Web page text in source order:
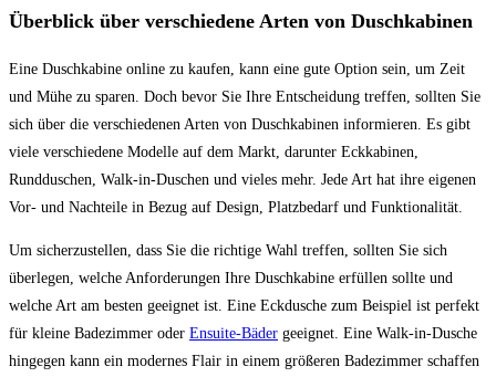
Überblick über verschiedene Arten von Duschkabinen
Eine Duschkabine online zu kaufen, kann eine gute Option sein, um Zeit
und Mühe zu sparen. Doch bevor Sie Ihre Entscheidung treffen, sollten Sie
sich über die verschiedenen Arten von Duschkabinen informieren. Es gibt
viele verschiedene Modelle auf dem Markt, darunter Eckkabinen,
Rundduschen, Walk-in-Duschen und vieles mehr. Jede Art hat ihre eigenen
Vor- und Nachteile in Bezug auf Design, Platzbedarf und Funktionalität.
Um sicherzustellen, dass Sie die richtige Wahl treffen, sollten Sie sich
überlegen, welche Anforderungen Ihre Duschkabine erfüllen sollte und
welche Art am besten geeignet ist. Eine Eckdusche zum Beispiel ist perfekt
für kleine Badezimmer oder Ensuite-Bäder geeignet. Eine Walk-in-Dusche
hingegen kann ein modernes Flair in einem größeren Badezimmer schaffen